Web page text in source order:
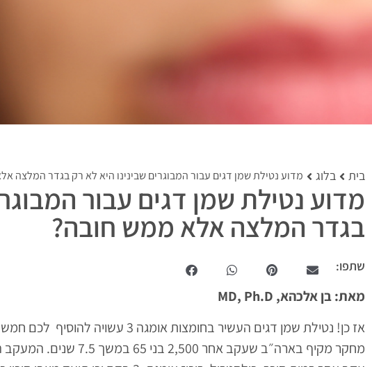
בית בלוג מדוע נטילת שמן דגים עבור המבוגרים שבינינו היא לא רק בגדר המלצה
מדוע נטילת שמן דגים עבור
בגדר המלצה אלא ממש חובה?
שתפו:
מאת: בן אלכהא, MD, Ph.D
אז כן! נטילת שמן דגים העשיר
מחקר מקיף בארה״ב שעקב